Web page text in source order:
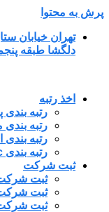
پرش به محتوا
دلگشا طبقه پنجم
اخذ رتبه
رتبه بندی
رتبه بندی
رتبه بندی
رتبه بندی Epc
ثبت شرکت
ثبت
ثبت
ثبت